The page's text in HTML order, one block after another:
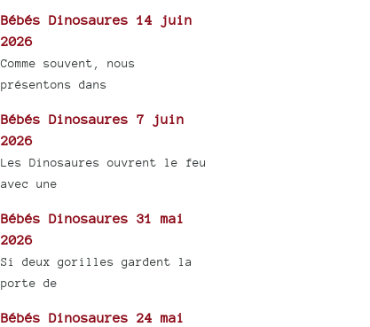
Bébés Dinosaures 14 juin
2026
Comme souvent, nous
présentons dans
Bébés Dinosaures 7 juin
2026
Les Dinosaures ouvrent le feu
avec une
Bébés Dinosaures 31 mai
2026
Si deux gorilles gardent la
porte de
Bébés Dinosaures 24 mai